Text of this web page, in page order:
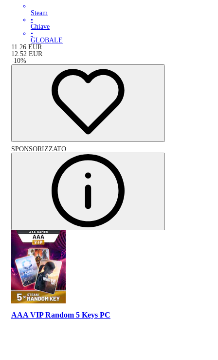
Steam
•
Chiave
•
GLOBALE
11.26 EUR
12.52 EUR
-10%
SPONSORIZZATO
AAA VIP Random 5 Keys PC